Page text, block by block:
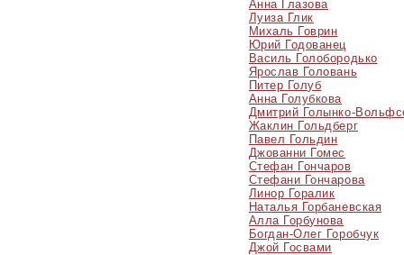
Анна Глазова
Луиза Глик
Михаль Говрин
Юрий Годованец
Василь Голобородько
Ярослав Головань
Питер Голуб
Анна Голубкова
Дмитрий Голынко-
Жаклин Гольдберг
Павел Гольдин
Джованни Гомес
Стефан Гончаров
Стефани Гончарова
Линор Горалик
Наталья Горбаневская
Алла Горбунова
Богдан-Олег Горобчук
Джой Госвами